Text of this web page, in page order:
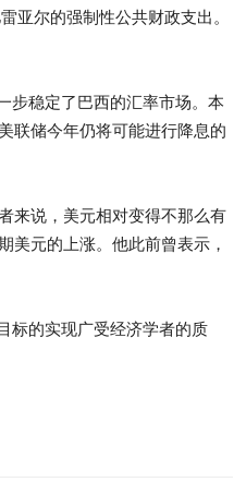
亚尔的强制性公共财政支出。
步稳定了巴西的汇率市场。本
联储今年仍将可能进行降息的
来说，美元相对变得不那么有
美元的上涨。他此前曾表示，
标的实现广受经济学者的质